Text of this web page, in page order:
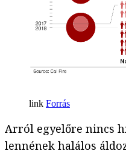
Forrás
Arról egyelőre nincs
lennének halálos